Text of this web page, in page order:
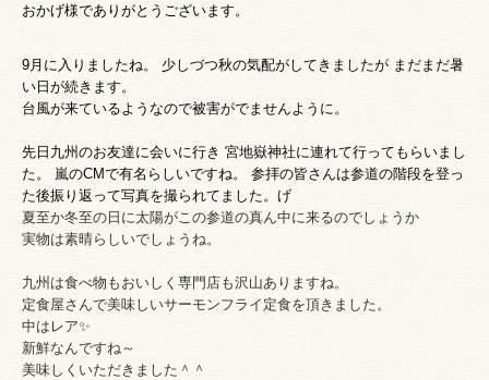
おかげ様でありがとうございます。
9月に入りましたね。 少しづつ秋の気配がしてきましたが まだまだ暑
い日が続きます。
台風が来ているようなので被害がでませんように。
先日九州のお友達に会いに行き 宮地嶽神社に連れて行ってもらいまし
た。 嵐のCMで有名らしいですね。 参拝の皆さんは参道の階段を登っ
た後振り返って写真を撮られてました。げ
夏至か冬至の日に太陽がこの参道の真ん中に来るのでしょうか
実物は素晴らしいでしょうね。
九州は食べ物もおいしく専門店も沢山ありますね。
定食屋さんで美味しいサーモンフライ定食を頂きました。
中はレア✨
新鮮なんですね～
美味しくいただきました＾＾